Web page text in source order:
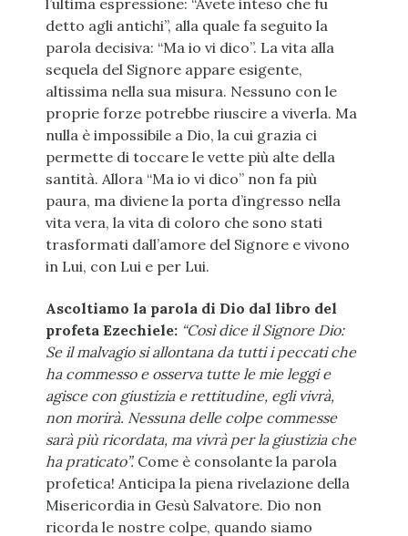
l’ultima espressione: “Avete inteso che fu
detto agli antichi”, alla quale fa seguito la
parola decisiva: “Ma io vi dico”. La vita alla
sequela del Signore appare esigente,
altissima nella sua misura. Nessuno con le
proprie forze potrebbe riuscire a viverla. Ma
nulla è impossibile a Dio, la cui grazia ci
permette di toccare le vette più alte della
santità. Allora “Ma io vi dico” non fa più
paura, ma diviene la porta d’ingresso nella
vita vera, la vita di coloro che sono stati
trasformati dall’amore del Signore e vivono
in Lui, con Lui e per Lui.
Ascoltiamo la parola di Dio dal libro del
profeta Ezechiele: “Così dice il Signore Dio:
Se il malvagio si allontana da tutti i peccati che
ha commesso e osserva tutte le mie leggi e
agisce con giustizia e rettitudine, egli vivrà,
non morirà. Nessuna delle colpe commesse
sarà più ricordata, ma vivrà per la giustizia che
ha praticato”.Come è consolante la parola
profetica! Anticipa la piena rivelazione della
Misericordia in Gesù Salvatore. Dio non
ricorda le nostre colpe, quando siamo